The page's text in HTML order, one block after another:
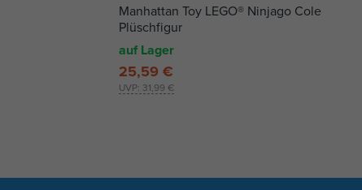
Manhattan Toy LEGO® Ninjago Cole
Plüschfigur
auf Lager
UVP: 31,99 €
25,59 €